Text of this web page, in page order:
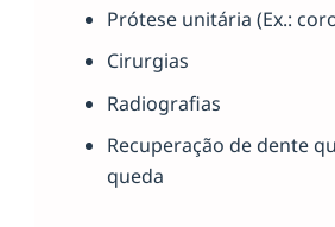
Prótese unitária (Ex.:
Cirurgias
Radiografias
Recuperação de dente
queda